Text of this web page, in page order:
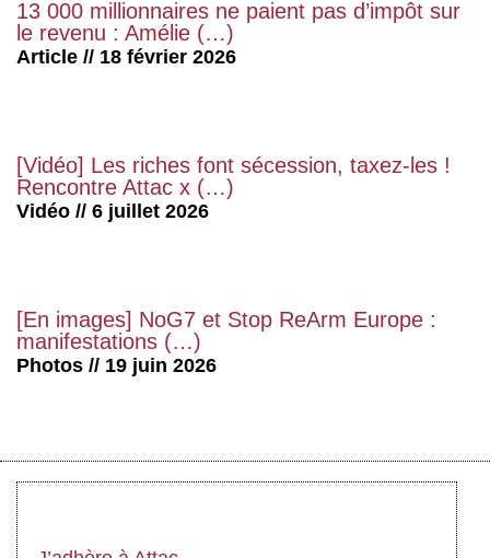
13 000 millionnaires ne paient pas d’impôt sur
le revenu : Amélie (…)
Article // 18 février 2026
[Vidéo] Les riches font sécession, taxez-les !
Rencontre Attac x (…)
Vidéo // 6 juillet 2026
[En images] NoG7 et Stop ReArm Europe :
manifestations (…)
Photos // 19 juin 2026